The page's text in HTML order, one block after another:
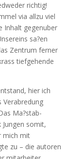
richtig!
via allzu viel
Inhalt gegenuber
sa?en
Zentrum ferner
tiefgehende
hier ich
Ma?stab-
somit,
mich mit
zu – die autoren